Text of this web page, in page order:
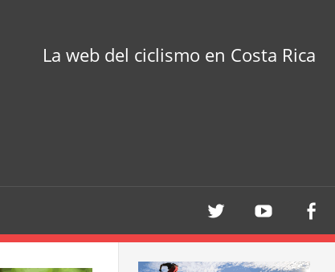
La web del ciclismo en Costa Rica